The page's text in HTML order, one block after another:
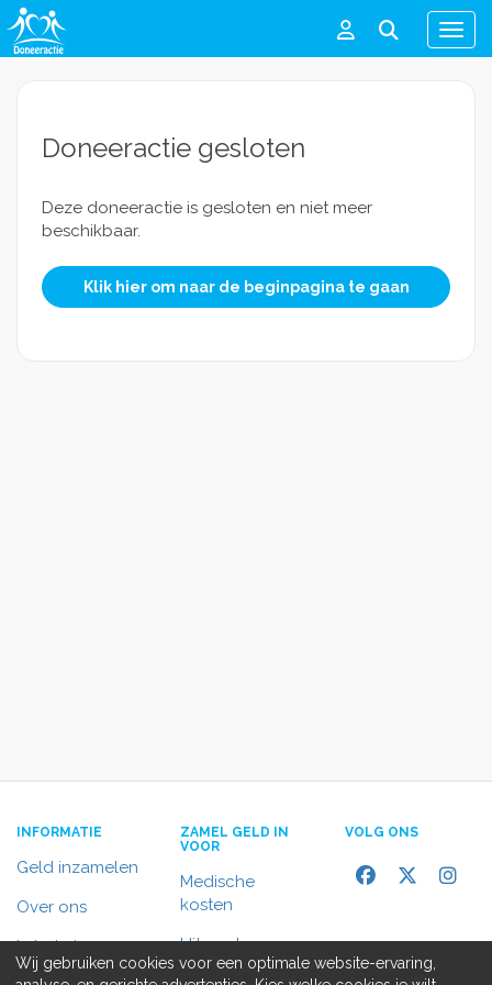
Menu
Doneeractie gesloten
Deze doneeractie is gesloten en niet meer
beschikbaar.
Klik hier om naar de beginpagina te gaan
INFORMATIE
Geld inzamelen
Over ons
In het nieuws
ZAMEL GELD IN
VOOR
Medische
kosten
Uitvaart
VOLG ONS
Wij gebruiken cookies voor een optimale website-ervaring,